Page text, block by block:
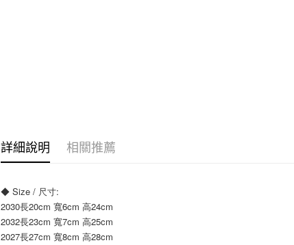
詳細說明 相關推薦
◆ Size / 尺寸:
2030長20cm 寬6cm 高24cm
2032長23cm 寬7cm 高25cm
2027長27cm 寬8cm 高28cm